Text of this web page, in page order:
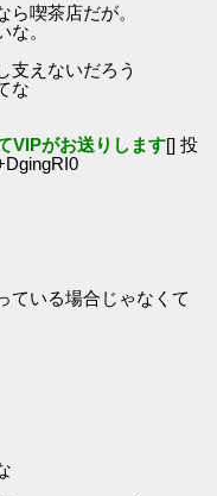
喫茶店だが。
。
支えないだろう
な
VIPがお送りします[] 投
ている場合じゃなくて